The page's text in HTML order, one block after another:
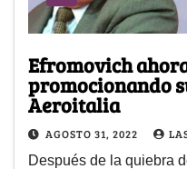
Efromovich
promocionando
Aeroitalia
AGOSTO 31, 2022
Después de la quiebra